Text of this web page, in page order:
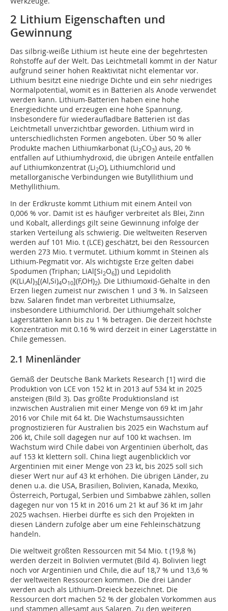
2 Lithium Eigenschaften und
Gewinnung
Das silbrig-weiße Lithium ist heute eine der begehrtesten
Rohstoffe auf der Welt. Das Leichtmetall kommt in der Natur
aufgrund seiner hohen Reaktivität nicht elementar vor.
Lithium besitzt eine niedrige Dichte und ein sehr niedriges
Normalpotential, womit es in Batterien als Anode verwendet
werden kann. Lithium-Batterien haben eine hohe
Energiedichte und erzeugen eine hohe Spannung.
Insbesondere für wiederaufladbare Batterien ist das
Leichtmetall unverzichtbar geworden. Lithium wird in
unterschiedlichsten Formen angeboten. Über 50 % aller
Produkte machen Lithiumkarbonat (Li2CO3) aus, 20 %
entfallen auf Lithiumhydroxid, die übrigen Anteile entfallen
auf Lithiumkonzentrat (Li2O), Lithiumchlorid und
metallorganische Verbindungen wie Butyllithium und
Methyllithium.
In der Erdkruste kommt Lithium mit einem Anteil von
0,006 % vor. Damit ist es häufiger verbreitet als Blei, Zinn
und Kobalt, allerdings gilt seine Gewinnung infolge der
starken Verteilung als schwierig. Die weltweiten Reserven
werden auf 101 Mio. t (LCE) geschätzt, bei den Ressourcen
werden 273 Mio. t vermutet. Lithium kommt in Steinen als
Lithium-Pegmatit vor. Als wichtigste Erze gelten dabei
Spodumen (Triphan; LiAl[Si2O6]) und Lepidolith
(K(Li,Al)3[(Al,Si)4O10](F,OH)2). Die Lithiumoxid-Gehalte in den
Erzen liegen zumeist nur zwischen 1 und 3 %. In Salzseen
bzw. Salaren findet man verbreitet Lithiumsalze,
insbesondere Lithiumchlorid. Der Lithiumgehalt solcher
Lagerstätten kann bis zu 1 % betragen. Die derzeit höchste
Konzentration mit 0.16 % wird derzeit in einer Lagerstätte in
Chile gemessen.
2.1 Minenländer
Gemäß der Deutsche Bank Markets Research [1] wird die
Produktion von LCE von 152 kt in 2013 auf 534 kt in 2025
ansteigen (Bild 3). Das größte Produktionsland ist
inzwischen Australien mit einer Menge von 69 kt im Jahr
2016 vor Chile mit 64 kt. Die Wachstumsaussichten
prognostizieren für Australien bis 2025 ein Wachstum auf
206 kt, Chile soll dagegen nur auf 100 kt wachsen. Im
Wachstum wird Chile dabei von Argentinien überholt, das
auf 153 kt klettern soll. China liegt augenblicklich vor
Argentinien mit einer Menge von 23 kt, bis 2025 soll sich
dieser Wert nur auf 43 kt erhöhen. Die übrigen Länder, zu
denen u.a. die USA, Brasilien, Bolivien, Kanada, Mexiko,
Österreich, Portugal, Serbien und Simbabwe zählen, sollen
dagegen nur von 15 kt in 2016 um 21 kt auf 36 kt im Jahr
2025 wachsen. Hierbei dürfte es sich den Projekten in
diesen Ländern zufolge aber um eine Fehleinschätzung
handeln.
Die weltweit größten Ressourcen mit 54 Mio. t (19,8 %)
werden derzeit in Bolivien vermutet (Bild 4). Bolivien liegt
noch vor Argentinien und Chile, die auf 18,7 % und 13,6 %
der weltweiten Ressourcen kommen. Die drei Länder
werden auch als Lithium-Dreieck bezeichnet. Die
Ressourcen dort machen 52 % der globalen Vorkommen aus
und stammen allesamt aus Salaren. Zu den weiteren